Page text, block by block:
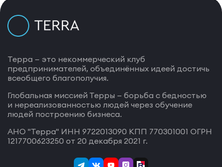
Терра — это некоммерческий клуб
предпринимателей, объединённых идеей достичь
всеобщего благополучия.
Глобальная миссией Терры — борьба с бедностью
и нереализованностью людей через обучение
людей построению бизнеса.
АНО "Терра" ИНН 9722013090 КПП 770301001 ОГРН
1217700623250 от 20 декабря 2021 г.